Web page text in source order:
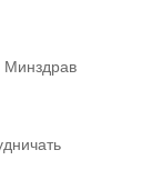
Минздрав